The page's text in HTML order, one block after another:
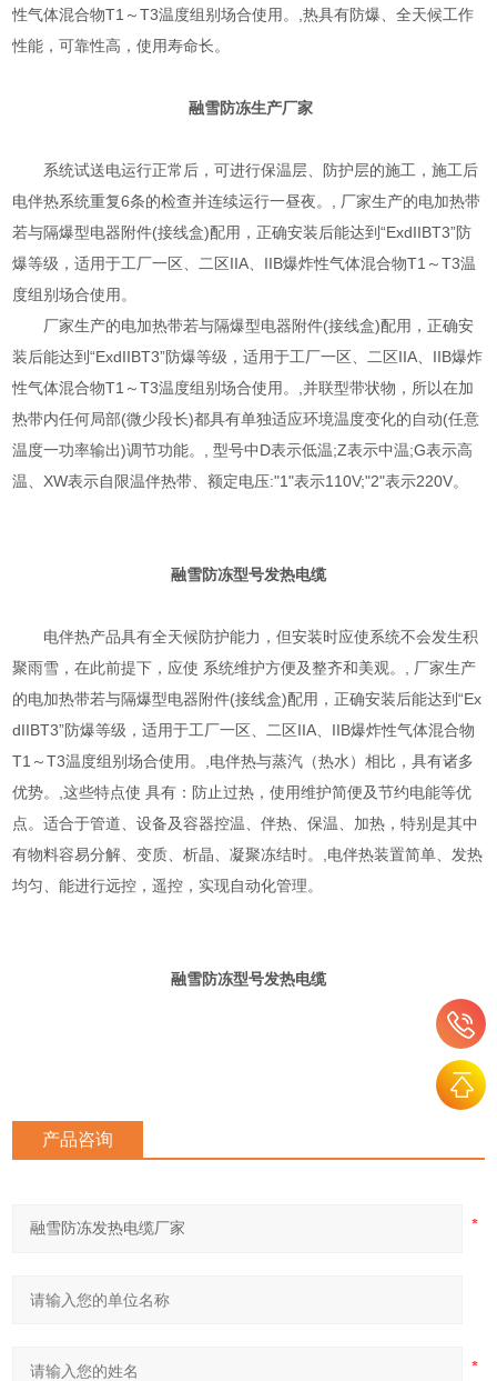
性气体混合物T1～T3温度组别场合使用。,热具有防爆、全天候工作
性能，可靠性高，使用寿命长。
融雪防冻生产厂家
系统试送电运行正常后，可进行保温层、防护层的施工，施工后
电伴热系统重复6条的检查并连续运行一昼夜。, 厂家生产的电加热带
若与隔爆型电器附件(接线盒)配用，正确安装后能达到“ExdIIBT3”防
爆等级，适用于工厂一区、二区IIA、IIB爆炸性气体混合物T1～T3温
度组别场合使用。
厂家生产的电加热带若与隔爆型电器附件(接线盒)配用，正确安
装后能达到“ExdIIBT3”防爆等级，适用于工厂一区、二区IIA、IIB爆炸
性气体混合物T1～T3温度组别场合使用。,并联型带状物，所以在加
热带内任何局部(微少段长)都具有单独适应环境温度变化的自动(任意
温度一功率输出)调节功能。, 型号中D表示低温;Z表示中温;G表示高
温、XW表示自限温伴热带、额定电压:"1"表示110V;"2"表示220V。
融雪防冻型号发热电缆
电伴热产品具有全天候防护能力，但安装时应使系统不会发生积
聚雨雪，在此前提下，应使 系统维护方便及整齐和美观。, 厂家生产
的电加热带若与隔爆型电器附件(接线盒)配用，正确安装后能达到“Ex
dIIBT3”防爆等级，适用于工厂一区、二区IIA、IIB爆炸性气体混合物
T1～T3温度组别场合使用。,电伴热与蒸汽（热水）相比，具有诸多
优势。,这些特点使 具有：防止过热，使用维护简便及节约电能等优
点。适合于管道、设备及容器控温、伴热、保温、加热，特别是其中
有物料容易分解、变质、析晶、凝聚冻结时。,电伴热装置简单、发热
均匀、能进行远控，遥控，实现自动化管理。
融雪防冻型号发热电缆
产品咨询